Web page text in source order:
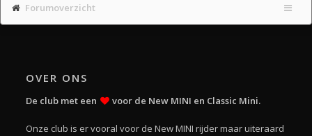
Forumoverzicht
OVER ONS
De club met een voor de New MINI en Classic Mini.
Onze club is er vooral voor de New MINI rijder maar uiteraard